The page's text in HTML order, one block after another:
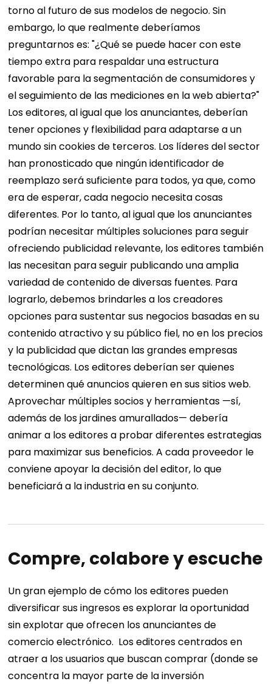
torno al futuro de sus modelos de negocio. Sin
embargo, lo que realmente deberíamos
preguntarnos es: "¿Qué se puede hacer con este
tiempo extra para respaldar una estructura
favorable para la segmentación de consumidores y
el seguimiento de las mediciones en la web abierta?"
Los editores, al igual que los anunciantes, deberían
tener opciones y flexibilidad para adaptarse a un
mundo sin cookies de terceros. Los líderes del sector
han pronosticado que ningún identificador de
reemplazo será suficiente para todos, ya que, como
era de esperar, cada negocio necesita cosas
diferentes. Por lo tanto, al igual que los anunciantes
podrían necesitar múltiples soluciones para seguir
ofreciendo publicidad relevante, los editores también
las necesitan para seguir publicando una amplia
variedad de contenido de diversas fuentes. Para
lograrlo, debemos brindarles a los creadores
opciones para sustentar sus negocios basadas en su
contenido atractivo y su público fiel, no en los precios
y la publicidad que dictan las grandes empresas
tecnológicas. Los editores deberían ser quienes
determinen qué anuncios quieren en sus sitios web.
Aprovechar múltiples socios y herramientas —sí,
además de los jardines amurallados— debería
animar a los editores a probar diferentes estrategias
para maximizar sus beneficios. A cada proveedor le
conviene apoyar la decisión del editor, lo que
beneficiará a la industria en su conjunto.
Compre, colabore y escuche
Un gran ejemplo de cómo los editores pueden
diversificar sus ingresos es explorar la oportunidad
sin explotar que ofrecen los anunciantes de
comercio electrónico. Los editores centrados en
atraer a los usuarios que buscan comprar (donde se
concentra la mayor parte de la inversión